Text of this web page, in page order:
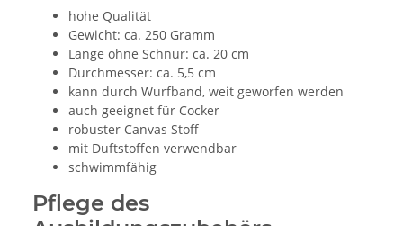
hohe Qualität
Gewicht: ca. 250 Gramm
Länge ohne Schnur: ca. 20 cm
Durchmesser: ca. 5,5 cm
kann durch Wurfband, weit geworfen werden
auch geeignet für Cocker
robuster Canvas Stoff
mit Duftstoffen verwendbar
schwimmfähig
Pflege des